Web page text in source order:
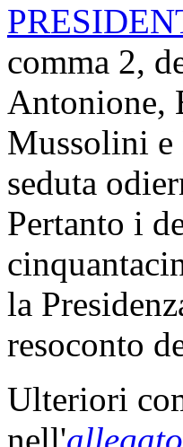
comma 2,
Antonione,
Mussolini e
seduta
Pertanto i
la
resoconto
Ulteriori
nell'